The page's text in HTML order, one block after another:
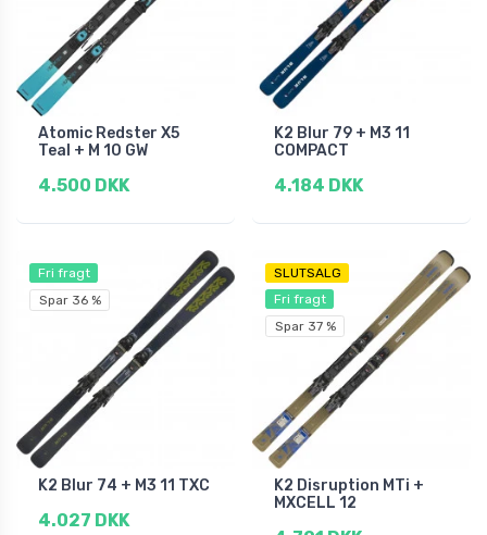
Atomic Redster X5
Teal + M 10 GW
4.500 DKK
K2 Blur 79 + M3 11
COMPACT
4.184 DKK
Fri fragt
Spar 36 %
K2 Blur 74 + M3 11 TXC
4.027 DKK
SLUTSALG
Fri fragt
Spar 37 %
K2 Disruption MTi +
MXCELL 12